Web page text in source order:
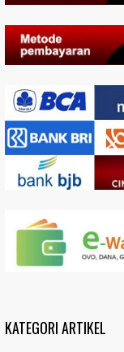
KATEGORI ARTIKEL